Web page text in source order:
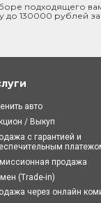
подходящего
до 130000 рублей
авто
/ Выкуп
с гарантией и
продажа
(Trade-in)
через онлайн